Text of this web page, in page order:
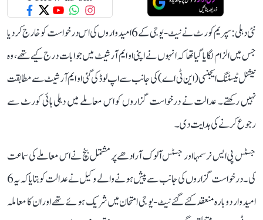
نئی دہلی: سپریم کورٹ نے نیٹ-یو جی کے 6 امیدواروں کی اس درخواست کو خارج کر دیا
جس میں الزام لگایا گیا تھا کہ انہوں نے اپنی او ایم آر شیٹ میں جوابات درج کیے تھے، وہ
نیشنل ٹیسٹنگ ایجنسی (این ٹی اے) کی جانب سے اپ لوڈ کی گئی او ایم آر شیٹ سے مطابقت
نہیں رکھتے۔ عدالت نے درخواست گزاروں کو اس معاملے میں دہلی ہائی کورٹ سے
رجوع کرنے کی ہدایت دی۔
جسٹس پی ایس نرسمہا اور جسٹس آلوک آرادھے پر مشتمل بنچ نے اس معاملے کی سماعت
کی۔ درخواست گزاروں کی جانب سے پیش ہونے والے وکیل نے عدالت کو بتایا کہ یہ 6
امیدوار دوبارہ منعقد کئے گئے نیٹ-یو جی امتحان میں شریک ہوئے تھے اور ان کا معاملہ